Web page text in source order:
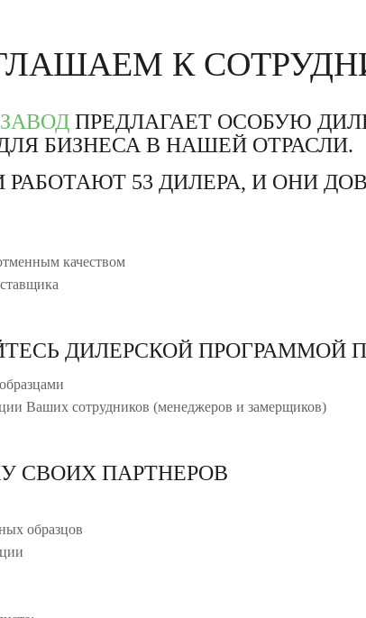
К
ПРЕДЛАГАЕТ ОСОБУЮ
БИЗНЕСА В НАШЕЙ ОТРАСЛИ.
53 ДИЛЕРА, И ОНИ
качеством
ДИЛЕРСКОЙ ПРОГРАММОЙ
Ваших сотрудников (менеджеров и замерщиков)
СВОИХ ПАРТНЕРОВ
образцов